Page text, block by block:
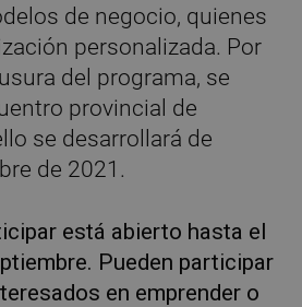
de negocio, quienes
personalizada. Por
del programa, se
provincial de
se desarrollará de
de 2021.
está abierto hasta el
Pueden participar
en emprender o